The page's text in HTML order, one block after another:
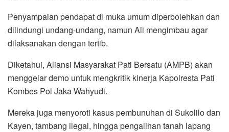
Penyampaian pendapat di muka umum diperbolehkan dan
dilindungi undang-undang, namun Ali mengimbau agar
dilaksanakan dengan tertib.
Diketahui, Aliansi Masyarakat Pati Bersatu (AMPB) akan
menggelar demo untuk mengkritik kinerja Kapolresta Pati
Kombes Pol Jaka Wahyudi.
Mereka juga menyoroti kasus pembunuhan di Sukolilo dan
Kayen, tambang ilegal, hingga pengalihan tanah lapang